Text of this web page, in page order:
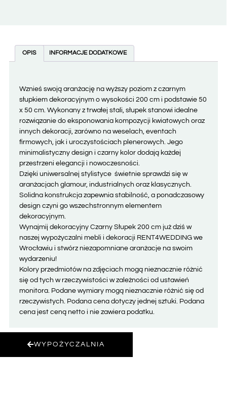
OPIS INFORMACJE DODATKOWE
Wznieś swoją aranżację na wyższy poziom z czarnym
słupkiem dekoracyjnym o wysokości 200 cm i podstawie 50
x 50 cm. Wykonany z trwałej stali, słupek stanowi idealne
rozwiązanie do eksponowania kompozycji kwiatowych oraz
innych dekoracji, zarówno na weselach, eventach
firmowych, jak i uroczystościach plenerowych. Jego
minimalistyczny design i czarny kolor dodają każdej
przestrzeni elegancji i nowoczesności.
Dzięki uniwersalnej stylistyce świetnie sprawdzi się w
aranżacjach glamour, industrialnych oraz klasycznych.
Solidna konstrukcja zapewnia stabilność, a ponadczasowy
design czyni go wszechstronnym elementem
dekoracyjnym.
Wynajmij dekoracyjny Czarny Słupek 200 cm już dziś w
naszej wypożyczalni mebli i dekoracji RENT4WEDDING we
Wrocławiu i stwórz niezapomniane aranżacje na swoim
wydarzeniu!
Kolory przedmiotów na zdjęciach mogą nieznacznie różnić
się od tych w rzeczywistości w zależności od ustawień
monitora. Podane wymiary mogą nieznacznie różnić się od
rzeczywistych. Podana cena dotyczy jednej sztuki. Podana
cena jest ceną netto i nie zawiera podatku.
WYPOŻYCZALNIA